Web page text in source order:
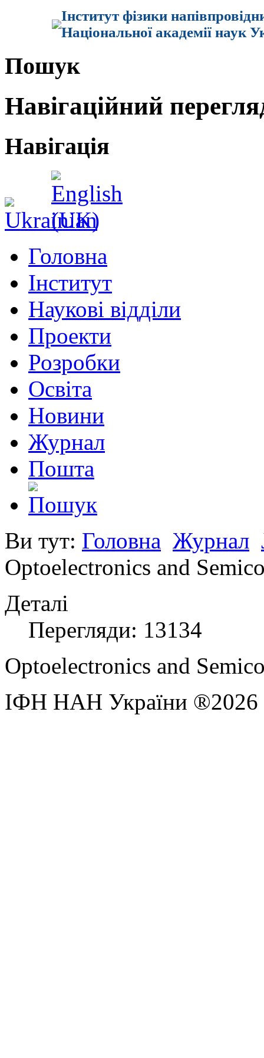
Інститут фізики
Національної академії наук
Пошук
Навігаційний
Навігація
Головна
Інститут
Наукові відділи
Проекти
Розробки
Освіта
Новини
Журнал
Пошта
Ви тут: Головна Журнал
Optoelectronics and
Деталі
Перегляди: 13134
Optoelectronics and
ІФН НАН України ®2026